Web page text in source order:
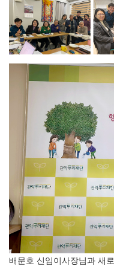
배문호 신임이사장님과 새